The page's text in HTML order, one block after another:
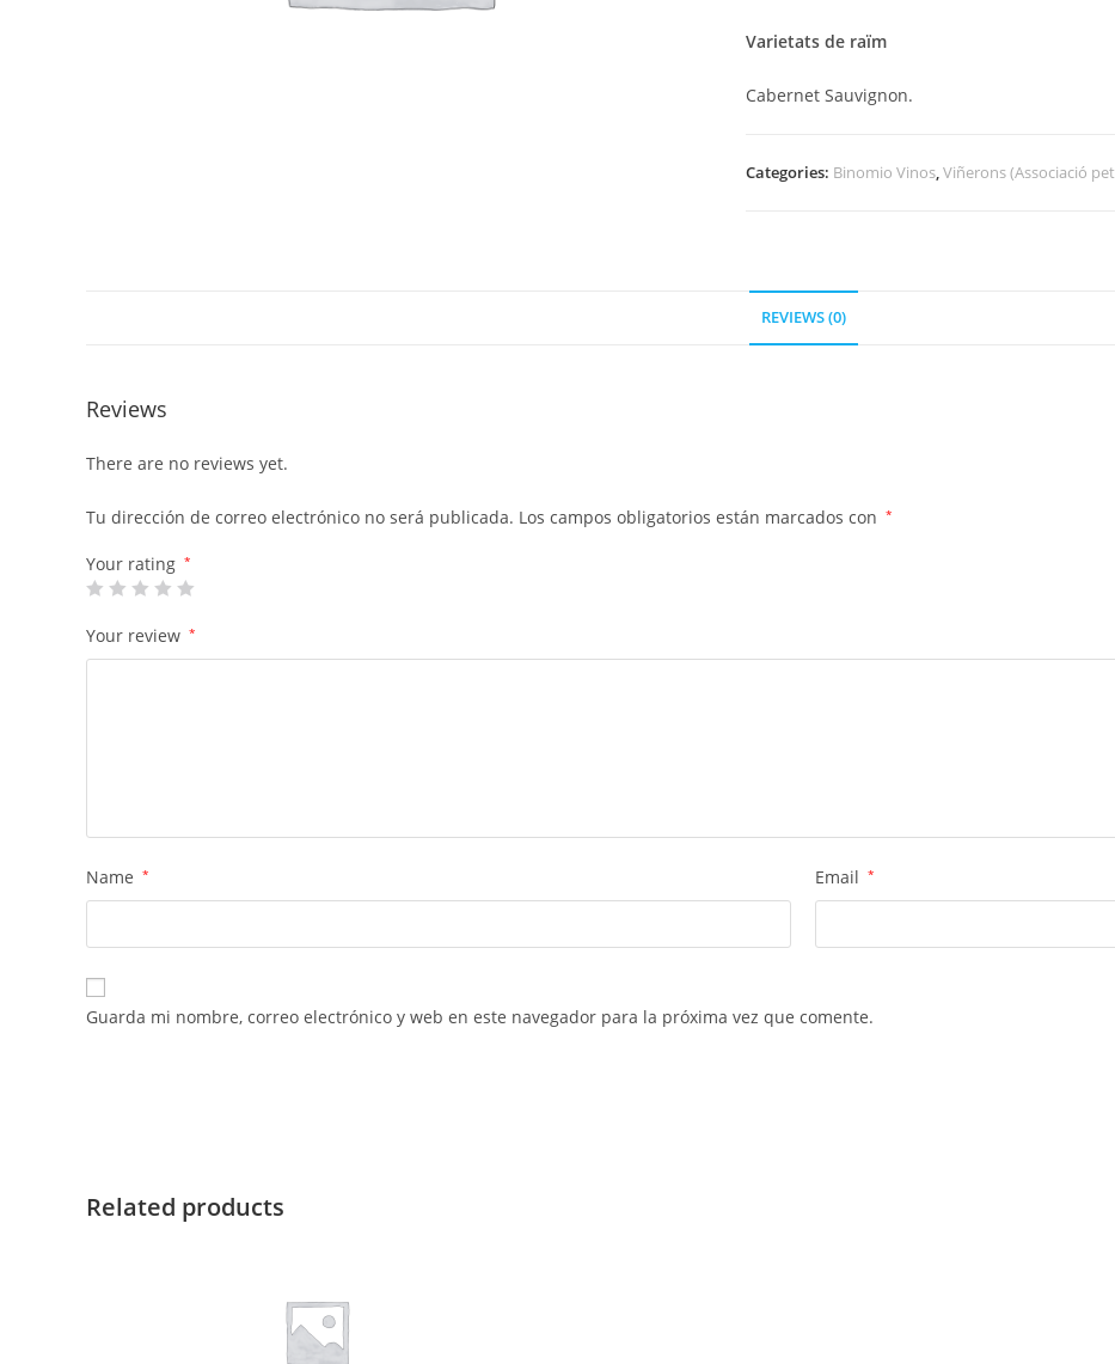
Varietats de raïm
Cabernet Sauvignon.
Categories: Binomio Vinos,Viñerons (Associació
REVIEWS (0)
Reviews
There are no reviews yet.
Tu dirección de correo electrónico no será publicada. Los campos obligatorios están marcados con *
Your rating *
Your review *
Name * Email *
Guarda mi nombre, correo electrónico y web en este navegador para la próxima vez que comente.
Related products